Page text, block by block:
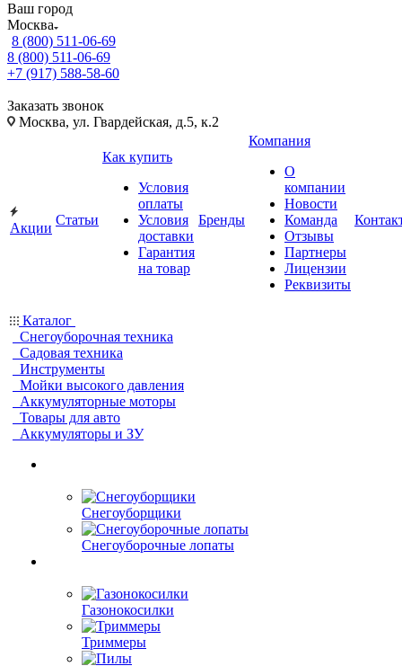
Ваш город
Москва
8 (800) 511-06-69
8 (800) 511-06-69
+7 (917) 588-58-60
Заказать звонок
Москва, ул. Гвардейская, д.5, к.2
Акции
Статьи
Как купить
Условия
оплаты
Условия
доставки
Гарантия
на товар
Бренды
Компания
О
компании
Новости
Команда
Отзывы
Партнеры
Лицензии
Реквизиты
Каталог
Снегоуборочная техника
Садовая техника
Инструменты
Мойки высокого давления
Аккумуляторные моторы
Товары для авто
Аккумуляторы и ЗУ
Снегоуборщики
Снегоуборочные лопаты
Газонокосилки
Триммеры